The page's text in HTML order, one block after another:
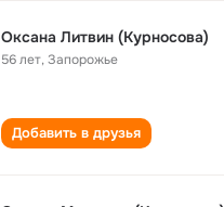
Оксана Литвин (Курносова)
56 лет,Запорожье
Добавить в друзья